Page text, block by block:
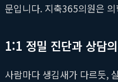
문입니다. 지축365의원은
1:1 정밀 진단과 상담
사람마다 생김새가 다르듯,